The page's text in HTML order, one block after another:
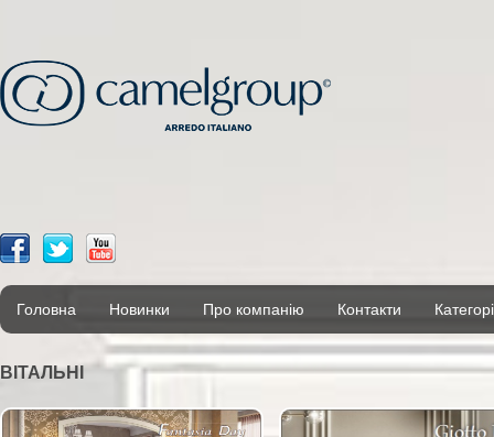
Головна Новинки Про компанію Контакти
ВІТАЛЬНІ